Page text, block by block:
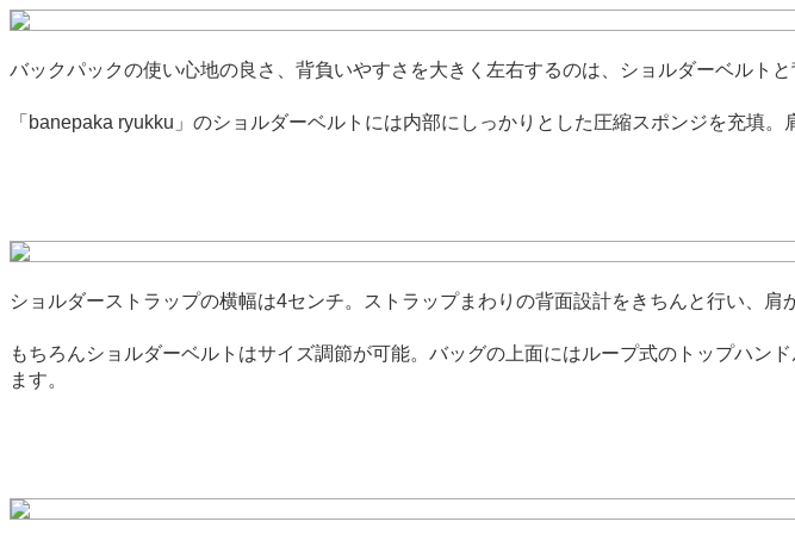
バックパックの使い心地の良さ、背負いやすさを大きく左右するのは、ショルダーベルト
「banepaka ryukku」のショルダーベルトには内部にしっかりとした圧縮スポンジを充填
ショルダーストラップの横幅は4センチ。ストラップまわりの背面設計をきちんと行い、
もちろんショルダーベルトはサイズ調節が可能。バッグの上面にはループ式のトップハ
ます。